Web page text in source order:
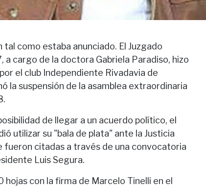
como estaba anunciado. El Juzgado
a cargo de la doctora Gabriela Paradiso, hizo
el club Independiente Rivadavia de
la suspensión de la asamblea extraordinaria
de llegar a un acuerdo político, el
utilizar su "bala de plata" ante la Justicia
fueron citadas a través de una convocatoria
Luis Segura.
con la firma de Marcelo Tinelli en el